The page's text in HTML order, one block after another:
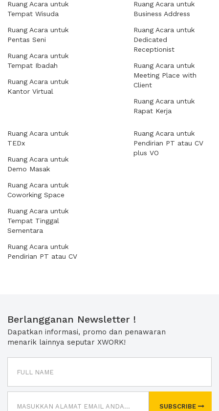
Ruang Acara untuk
Tempat Wisuda
Ruang Acara untuk
Pentas Seni
Ruang Acara untuk
Tempat Ibadah
Ruang Acara untuk
Kantor Virtual
Ruang Acara untuk
Business Address
Ruang Acara untuk
Dedicated
Receptionist
Ruang Acara untuk
Meeting Place with
Client
Ruang Acara untuk
Rapat Kerja
Ruang Acara untuk
TEDx
Ruang Acara untuk
Demo Masak
Ruang Acara untuk
Coworking Space
Ruang Acara untuk
Tempat Tinggal
Sementara
Ruang Acara untuk
Pendirian PT atau CV
Ruang Acara untuk
Pendirian PT atau CV
plus VO
Berlangganan Newsletter !
Dapatkan informasi, promo dan penawaran
menarik lainnya seputar XWORK!
SUBSCRIBE